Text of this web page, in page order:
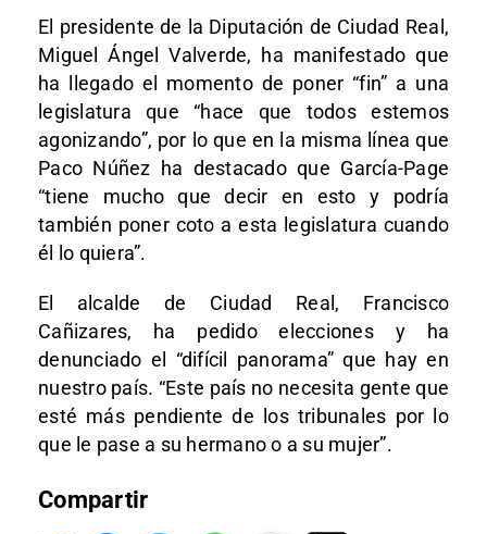
El presidente de la Diputación de Ciudad Real,
Miguel Ángel Valverde, ha manifestado que
ha llegado el momento de poner “fin” a una
legislatura que “hace que todos estemos
agonizando”, por lo que en la misma línea que
Paco Núñez ha destacado que García-Page
“tiene mucho que decir en esto y podría
también poner coto a esta legislatura cuando
él lo quiera”.
El alcalde de Ciudad Real, Francisco
Cañizares, ha pedido elecciones y ha
denunciado el “difícil panorama” que hay en
nuestro país. “Este país no necesita gente que
esté más pendiente de los tribunales por lo
que le pase a su hermano o a su mujer”.
Compartir